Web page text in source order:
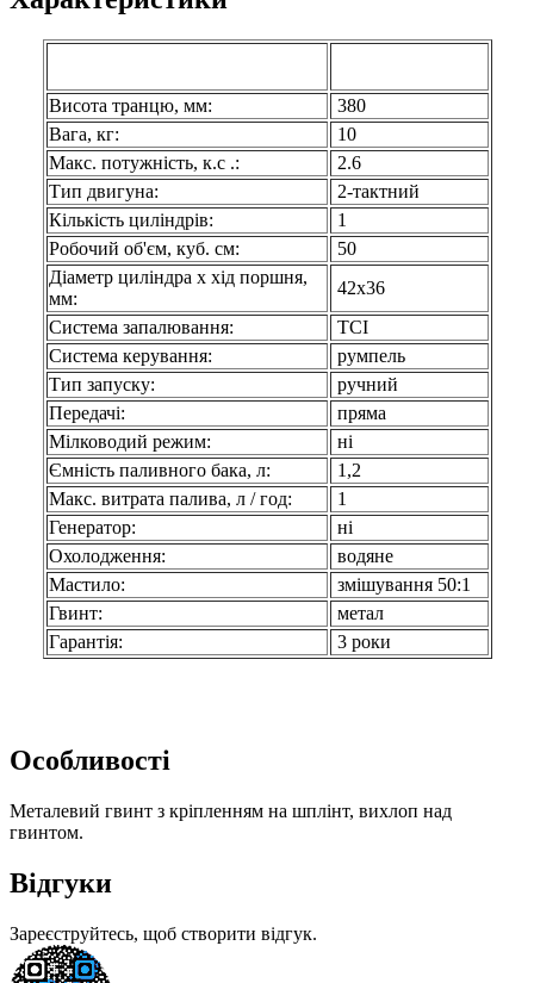
Висота транцю, мм:
380
Вага, кг:
10
Макс. потужність, к.с .:
2.6
Тип двигуна:
2-тактний
Кількість циліндрів:
1
Робочий об'єм, куб. см:
50
Діаметр циліндра х хід поршня,
мм:
42х36
Система запалювання:
TCI
Система керування:
румпель
Тип запуску:
ручний
Передачі:
пряма
Мілководий режим:
ні
Ємність паливного бака, л:
1,2
Макс. витрата палива, л / год:
1
Генератор:
ні
Охолодження:
водяне
Мастило:
змішування 50:1
Гвинт:
метал
Гарантія:
3 роки
Особливості
Металевий гвинт з кріпленням на шплінт, вихлоп над
гвинтом.
Відгуки
Зареєструйтесь, щоб створити відгук.